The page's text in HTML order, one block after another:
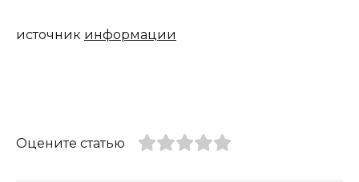
источник информации
Оцените статью